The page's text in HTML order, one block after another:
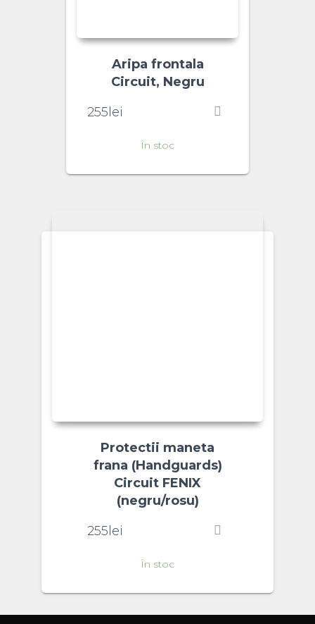
Aripa frontala
Circuit, Negru
255lei
În stoc
Protectii maneta
frana (Handguards)
Circuit FENIX
(negru/rosu)
255lei
În stoc